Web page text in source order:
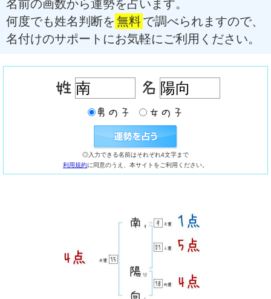
名前の画数から運勢を占います。
何度でも姓名判断を 無料で調べられますので、
名付けのサポートにお気軽にご利用ください。
◎入力できる名前はそれぞれ4文字まで
利用規約に同意のうえ、本サイトをご利用ください。